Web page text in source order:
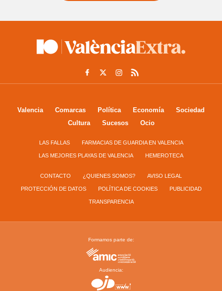
Valencia Comarcas Política Economía
Sociedad
Cultura
Sucesos Ocio
LAS FALLAS FARMACIAS DE GUARDIA EN VALENCIA
LAS MEJORES PLAYAS DE VALENCIA HEMEROTECA
CONTACTO ¿QUIENES SOMOS? AVISO LEGAL
PROTECCIÓN DE DATOS POLÍTICA DE COOKIES PUBLICIDAD
TRANSPARENCIA
Formamos parte de:
Audiencia: